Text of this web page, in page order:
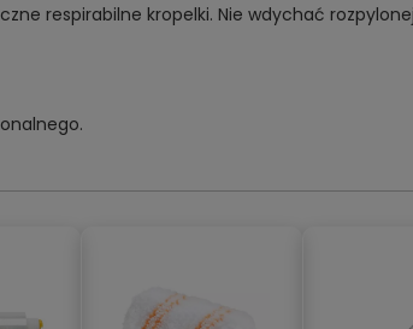
respirabilne kropelki. Nie wdychać